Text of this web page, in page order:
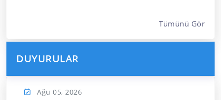
Tümünü Gör
DUYURULAR
Ağu 05, 2026